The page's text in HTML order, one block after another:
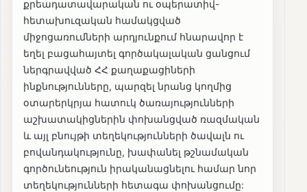
քրեադատավարական ու օպերատիվ-
հետախուզական համակցված
միջոցառումների արդյունքում հնարավոր է
եղել բացահայտել գործակալական ցանցում
ներգրավված ՀՀ քաղաքացիների
ինքնությունները, պարզել նրանց կողմից
օտարերկրյա հատուկ ծառայությունների
աշխատակիցներին փոխանցված ռազմական
և այլ բնույթի տեղեկությունների ծավալն ու
բովանդակությունը, խափանել թշնամական
գործունեություն իրականացնելու համար նոր
տեղեկությունների հետագա փոխանցումը: